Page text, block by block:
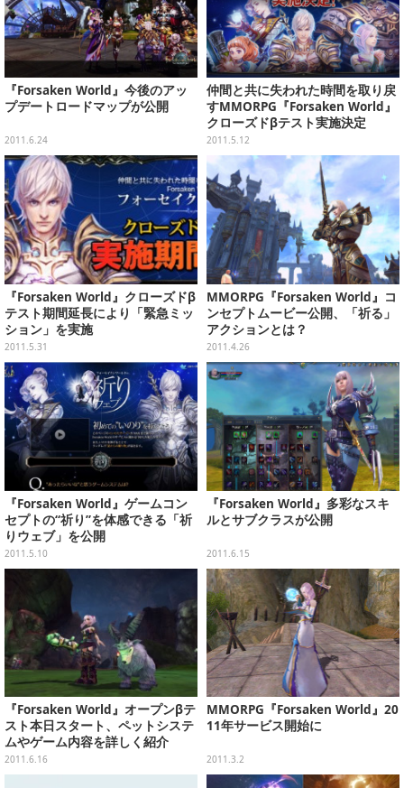
『Forsaken World』今後のアッ
プデートロードマップが公開
2011.6.24
仲間と共に失われた時間を取り戻
すMMORPG『Forsaken World』
クローズドβテスト実施決定
2011.5.12
『Forsaken World』クローズドβ
テスト期間延長により「緊急ミッ
ション」を実施
2011.5.31
MMORPG『Forsaken World』コ
ンセプトムービー公開、「祈る」
アクションとは？
2011.4.26
『Forsaken World』ゲームコン
セプトの“祈り”を体感できる「祈
りウェブ」を公開
2011.5.10
『Forsaken World』多彩なスキ
ルとサブクラスが公開
2011.6.15
『Forsaken World』オープンβテ
スト本日スタート、ペットシステ
ムやゲーム内容を詳しく紹介
2011.6.16
MMORPG『Forsaken World』20
11年サービス開始に
2011.3.2